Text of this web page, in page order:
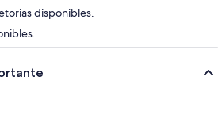
disponibles.